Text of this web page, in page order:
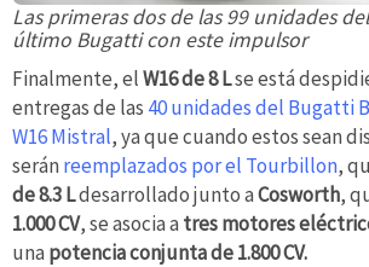
Las primeras dos de las 99 unidades
último Bugatti con este impulsor
Finalmente, elW16 de 8 Lse está
entregas de las 40 unidades del Bugatti
W16 Mistral, ya que cuando estos sean
serán reemplazados por el Tourbillon,
de 8.3 Ldesarrollado junto aCosworth,
1.000 CV, se asocia a tres motores
una potencia conjunta de 1.800 CV.